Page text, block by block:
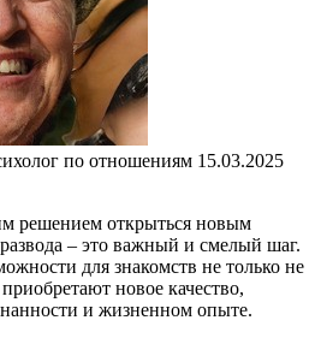
по отношениям 15.03.2025
решением открыться новым
– это важный и смелый шаг.
для знакомств не только не
новое качество,
и жизненном опыте.